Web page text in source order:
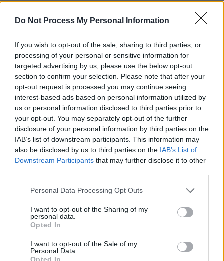
Do Not Process My Personal Information
If you wish to opt-out of the sale, sharing to third parties, or
processing of your personal or sensitive information for
targeted advertising by us, please use the below opt-out
section to confirm your selection. Please note that after your
opt-out request is processed you may continue seeing
interest-based ads based on personal information utilized by
us or personal information disclosed to third parties prior to
your opt-out. You may separately opt-out of the further
disclosure of your personal information by third parties on the
IAB’s list of downstream participants. This information may
also be disclosed by us to third parties on the IAB’s List of
Downstream Participants that may further disclose it to other
Personal Data Processing Opt Outs
I want to opt-out of the Sharing of my
personal data.
Opted In
I want to opt-out of the Sale of my
Personal Data.
Opted In
Acțiunea Conservatoare (Târziu)
PUSL (D. Voiculescu)
PNȚCD (Pavelescu)
PNCR (Terheș)
Partidul Patrioților (Surugiu)
FAR (Coarnă)
România pe Primul Loc (Ponta)
Altul
Arhiva sondajelor